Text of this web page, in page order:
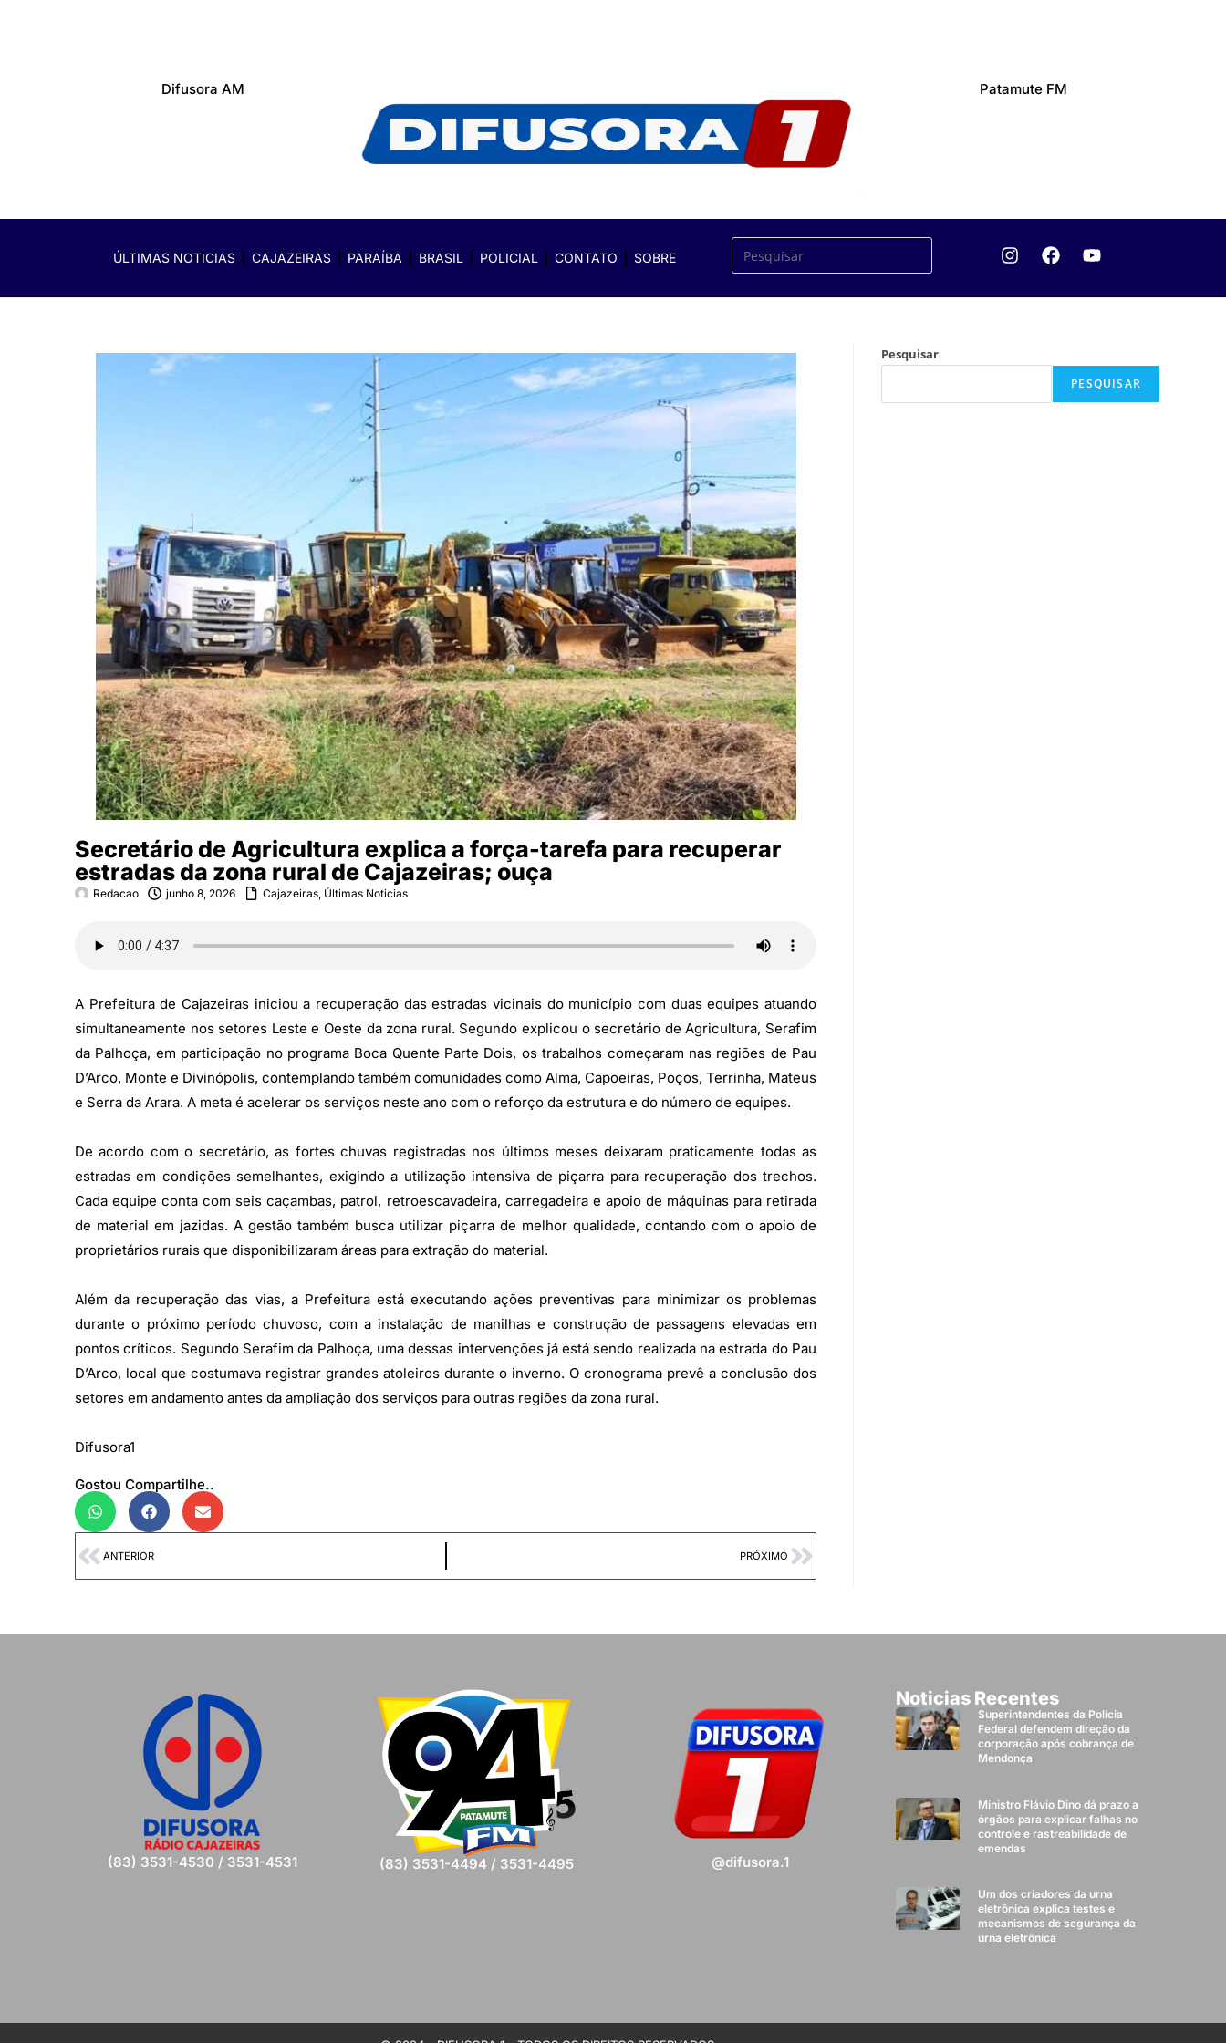
Difusora AM Patamute FM
ÚLTIMAS NOTICIAS CAJAZEIRAS PARAÍBA BRASIL POLICIAL CONTATO SOBRE
Secretário de Agricultura explica a força-tarefa para recuperar
estradas da zona rural de Cajazeiras; ouça
Redacao junho 8, 2026 Cajazeiras, Últimas Noticias
A Prefeitura de Cajazeiras iniciou a recuperação das estradas vicinais do município com duas equipes atuando
simultaneamente nos setores Leste e Oeste da zona rural. Segundo explicou o secretário de Agricultura, Serafim
da Palhoça, em participação no programa Boca Quente Parte Dois, os trabalhos começaram nas regiões de Pau
D’Arco, Monte e Divinópolis, contemplando também comunidades como Alma, Capoeiras, Poços, Terrinha, Mateus
e Serra da Arara. A meta é acelerar os serviços neste ano com o reforço da estrutura e do número de equipes.
De acordo com o secretário, as fortes chuvas registradas nos últimos meses deixaram praticamente todas as
estradas em condições semelhantes, exigindo a utilização intensiva de piçarra para recuperação dos trechos.
Cada equipe conta com seis caçambas, patrol, retroescavadeira, carregadeira e apoio de máquinas para retirada
de material em jazidas. A gestão também busca utilizar piçarra de melhor qualidade, contando com o apoio de
proprietários rurais que disponibilizaram áreas para extração do material.
Além da recuperação das vias, a Prefeitura está executando ações preventivas para minimizar os problemas
durante o próximo período chuvoso, com a instalação de manilhas e construção de passagens elevadas em
pontos críticos. Segundo Serafim da Palhoça, uma dessas intervenções já está sendo realizada na estrada do Pau
D’Arco, local que costumava registrar grandes atoleiros durante o inverno. O cronograma prevê a conclusão dos
setores em andamento antes da ampliação dos serviços para outras regiões da zona rural.
Difusora1
Gostou Compartilhe..
ANTERIOR PRÓXIMO
Pesquisar
PESQUISAR
(83) 3531-4530 / 3531-4531 (83) 3531-4494 / 3531-4495 @difusora.1
Noticias Recentes
Superintendentes da Polícia
Federal defendem direção da
corporação após cobrança de
Mendonça
Ministro Flávio Dino dá prazo a
órgãos para explicar falhas no
controle e rastreabilidade de
emendas
Um dos criadores da urna
eletrônica explica testes e
mecanismos de segurança da
urna eletrônica